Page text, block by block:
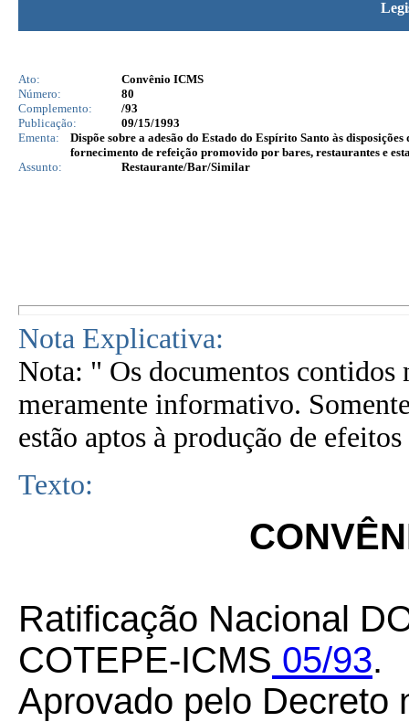
Ato:
Convênio ICMS
Número:
80
Complemento:
/93
Publicação:
09/15/1993
Ementa:
Dispõe sobre a adesão do Estado do Espírito Santo às
fornecimento de refeição promovido por bares, restaurantes e
Assunto:
Restaurante/Bar/Similar
Nota Explicativa:
Nota: " Os documentos contidos
meramente informativo.
estão aptos à produção de
Texto:
Ratificação Nacional
COTEPE-ICMS 05/93.
Aprovado pelo Decreto